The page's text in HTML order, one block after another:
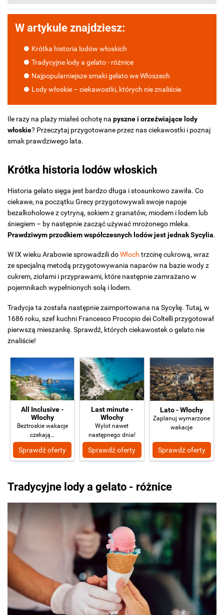
W artykule znajdziesz:
Krótka historia lodów włoskich
Tradycyjne lody a gelato - różnice
Najpopularniejsze smaki gelato we Włoszech
Lody włoskie – ciekawostki, których nie znaliście
Ile razy na plaży miałeś ochotę na pyszne i orzeźwiające lody
włoskie? Przeczytaj przygotowane przez nas ciekawostki i poznaj
smak prawdziwego lata.
Krótka historia lodów włoskich
Historia gelato sięga jest bardzo długa i stosunkowo zawiła. Co
ciekawe, na początku Grecy przygotowywali swoje napoje
bezalkoholowe z cytryną, sokiem z granatów, miodem i lodem lub
śniegiem – by następnie zacząć używać mrożonego mleka.
Prawdziwym przodkiem współczesnych lodów jest jednak Sycylia.
W IX wieku Arabowie sprowadzili doWłoch trzcinę cukrową, wraz
ze specjalną metodą przygotowywania naparów na bazie wody z
cukrem, ziołami i przyprawami, które następnie zamrażano w
pojemnikach wypełnionych solą i lodem.
Tradycja ta została następnie zaimportowana na Sycylię. Tutaj, w
1686 roku, szef kuchni Francesco Procopio dei Coltelli przygotował
pierwszą mieszankę. Sprawdź, których ciekawostek o gelato nie
znaliście!
All Inclusive -
Włochy
Beztroskie wakacje
czekają…
Sprawdź oferty
Last minute -
Włochy
Wylot nawet
następnego dnia!
Sprawdź oferty
Lato - Włochy
Zaplanuj wymarzone
wakacje
Sprawdź oferty
Tradycyjne lody a gelato - różnice